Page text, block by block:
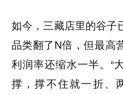
如今，三藏店里的谷子
品类翻了N倍，但最高
利润率还缩水一半。“
撑，撑不住就一折、